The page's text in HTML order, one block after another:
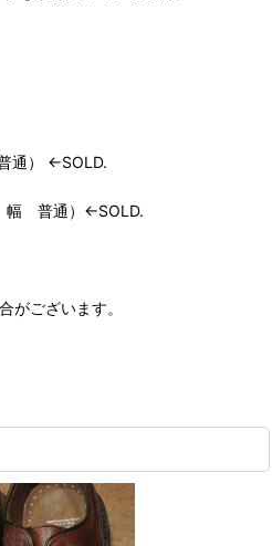
） ←SOLD.
幅 普通）←SOLD.
がございます。